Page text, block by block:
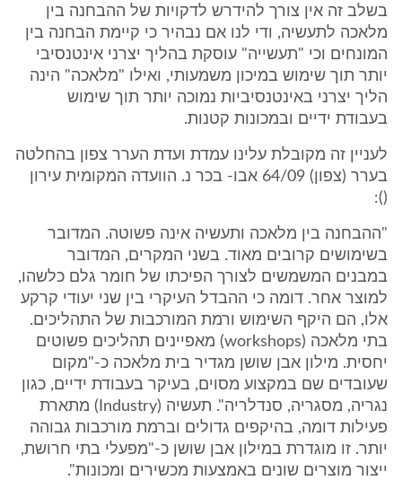
בשלב זה אין צורך להידרש לדקויות של ההבחנה בין
מלאכה לתעשיה, ודי לנו אם נבהיר כי קיימת הבחנה בין
המונחים וכי "תעשייה" עוסקת בהליך יצרני אינטנסיבי
יותר תוך שימוש במיכון משמעותי, ואילו "מלאכה" הינה
הליך יצרני באינטנסיביות נמוכה יותר תוך שימוש
בעבודת ידיים ובמכונות קטנות.
לעניין זה מקובלת עלינו עמדת ועדת הערר צפון בהחלטה
בערר (צפון) 64/09 אבו- בכר נ. הוועדה המקומית עירון
():
"ההבחנה בין מלאכה ותעשיה אינה פשוטה. המדובר
בשימושים קרובים מאוד. בשני המקרים, המדובר
במבנים המשמשים לצורך הפיכתו של חומר גלם כלשהו,
למוצר אחר. דומה כי ההבדל העיקרי בין שני יעודי קרקע
אלו, הם היקף השימוש ורמת המורכבות של התהליכים.
בתי מלאכה (workshops) מאפיינים תהליכים פשוטים
יחסית. מילון אבן שושן מגדיר בית מלאכה כ-"מקום
שעובדים שם במקצוע מסוים, בעיקר בעבודת ידיים, כגון
נגריה, מסגריה, סנדלריה". תעשיה (Industry) מתארת
פעילות דומה, בהיקפים גדולים וברמת מורכבות גבוהה
יותר. זו מוגדרת במילון אבן שושן כ-"מפעלי בתי חרושת,
ייצור מוצרים שונים באמצעות מכשירים ומכונות".